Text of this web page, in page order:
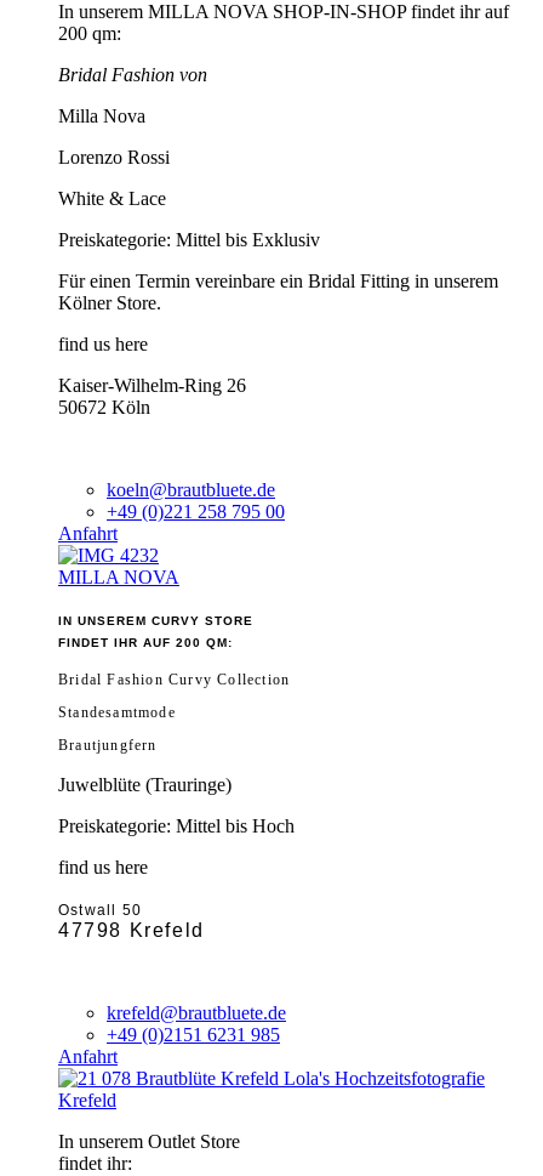
In unserem MILLA NOVA SHOP-IN-SHOP findet ihr auf
200 qm:
Bridal Fashion von
Milla Nova
Lorenzo Rossi
White & Lace
Preiskategorie: Mittel bis Exklusiv
Für einen Termin vereinbare ein Bridal Fitting in unserem
Kölner Store.
find us here
Kaiser-Wilhelm-Ring 26
50672 Köln
koeln@brautbluete.de
+49 (0)221 258 795 00
Anfahrt
MILLA NOVA
IN UNSEREM CURVY STORE
FINDET IHR AUF 200 QM:
Bridal Fashion Curvy Collection
Standesamtmode
Brautjungfern
Juwelblüte (Trauringe)
Preiskategorie: Mittel bis Hoch
find us here
Ostwall 50
47798 Krefeld
krefeld@brautbluete.de
+49 (0)2151 6231 985
Anfahrt
Krefeld
In unserem Outlet Store
findet ihr: